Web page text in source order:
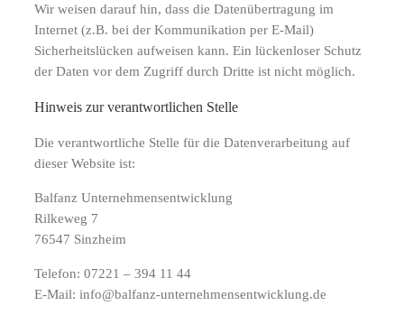
Wir weisen darauf hin, dass die Datenübertragung im
Internet (z.B. bei der Kommunikation per E-Mail)
Sicherheitslücken aufweisen kann. Ein lückenloser Schutz
der Daten vor dem Zugriff durch Dritte ist nicht möglich.
Hinweis zur verantwortlichen Stelle
Die verantwortliche Stelle für die Datenverarbeitung auf
dieser Website ist:
Balfanz Unternehmensentwicklung
Rilkeweg 7
76547 Sinzheim
Telefon: 07221 – 394 11 44
E-Mail: info@balfanz-unternehmensentwicklung.de